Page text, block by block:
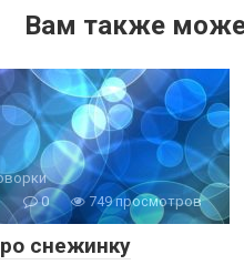
Вам также
0
749 просмотров
снежинку